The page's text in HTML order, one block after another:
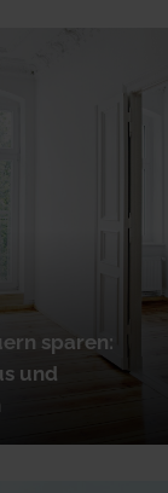
sparen:
und